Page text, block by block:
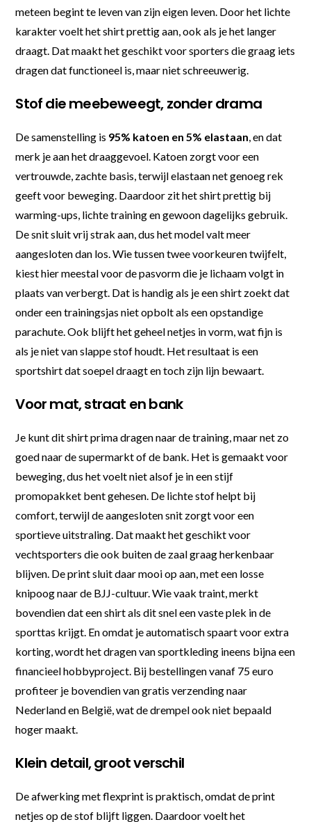
meteen begint te leven van zijn eigen leven. Door het lichte
karakter voelt het shirt prettig aan, ook als je het langer
draagt. Dat maakt het geschikt voor sporters die graag iets
dragen dat functioneel is, maar niet schreeuwerig.
Stof die meebeweegt, zonder drama
De samenstelling is 95% katoen en 5% elastaan, en dat
merk je aan het draaggevoel. Katoen zorgt voor een
vertrouwde, zachte basis, terwijl elastaan net genoeg rek
geeft voor beweging. Daardoor zit het shirt prettig bij
warming-ups, lichte training en gewoon dagelijks gebruik.
De snit sluit vrij strak aan, dus het model valt meer
aangesloten dan los. Wie tussen twee voorkeuren twijfelt,
kiest hier meestal voor de pasvorm die je lichaam volgt in
plaats van verbergt. Dat is handig als je een shirt zoekt dat
onder een trainingsjas niet opbolt als een opstandige
parachute. Ook blijft het geheel netjes in vorm, wat fijn is
als je niet van slappe stof houdt. Het resultaat is een
sportshirt dat soepel draagt en toch zijn lijn bewaart.
Voor mat, straat en bank
Je kunt dit shirt prima dragen naar de training, maar net zo
goed naar de supermarkt of de bank. Het is gemaakt voor
beweging, dus het voelt niet alsof je in een stijf
promopakket bent gehesen. De lichte stof helpt bij
comfort, terwijl de aangesloten snit zorgt voor een
sportieve uitstraling. Dat maakt het geschikt voor
vechtsporters die ook buiten de zaal graag herkenbaar
blijven. De print sluit daar mooi op aan, met een losse
knipoog naar de BJJ-cultuur. Wie vaak traint, merkt
bovendien dat een shirt als dit snel een vaste plek in de
sporttas krijgt. En omdat je automatisch spaart voor extra
korting, wordt het dragen van sportkleding ineens bijna een
financieel hobbyproject. Bij bestellingen vanaf 75 euro
profiteer je bovendien van gratis verzending naar
Nederland en België, wat de drempel ook niet bepaald
hoger maakt.
Klein detail, groot verschil
De afwerking met flexprint is praktisch, omdat de print
netjes op de stof blijft liggen. Daardoor voelt het